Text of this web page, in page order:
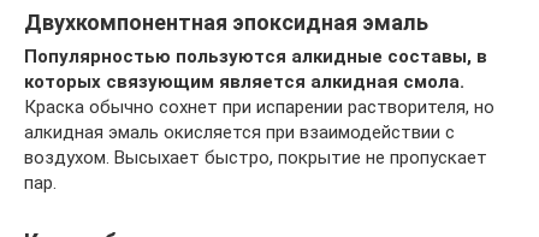
Двухкомпонентная эпоксидная эмаль
Популярностью пользуются алкидные составы, в
которых связующим является алкидная смола.
Краска обычно сохнет при испарении растворителя, но
алкидная эмаль окисляется при взаимодействии с
воздухом. Высыхает быстро, покрытие не пропускает
пар.